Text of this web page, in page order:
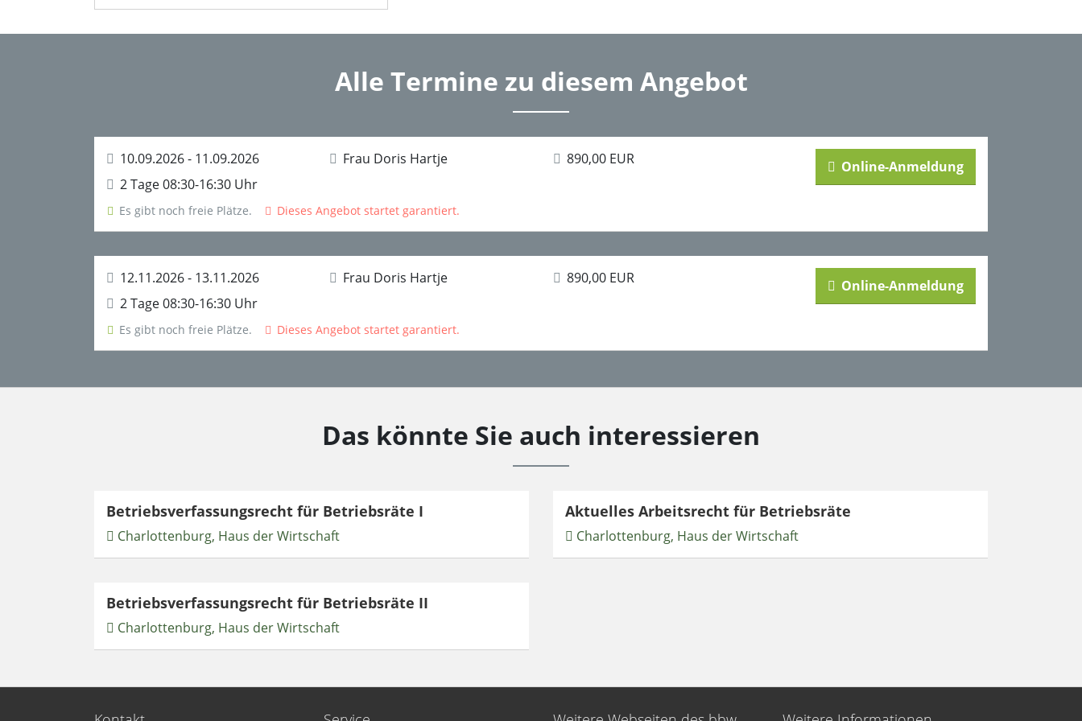
Alle Termine zu diesem Angebot
10.09.2026 - 11.09.2026 Frau Doris Hartje
890,00 EUR
2 Tage 08:30-16:30 Uhr
Es gibt noch freie Plätze. Dieses Angebot startet garantiert.
Online-Anmeldung
12.11.2026 - 13.11.2026 Frau Doris Hartje
890,00 EUR
2 Tage 08:30-16:30 Uhr
Es gibt noch freie Plätze. Dieses Angebot startet garantiert.
Online-Anmeldung
Das könnte Sie auch interessieren
Betriebsverfassungsrecht für Betriebsräte I
Charlottenburg, Haus der Wirtschaft
Aktuelles Arbeitsrecht für Betriebsräte
Charlottenburg, Haus der Wirtschaft
Betriebsverfassungsrecht für Betriebsräte II
Charlottenburg, Haus der Wirtschaft